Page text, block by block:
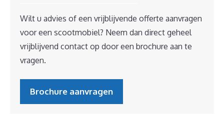
Wilt u advies of een vrijblijvende offerte aanvragen
voor een scootmobiel? Neem dan direct geheel
vrijblijvend contact op door een brochure aan te
vragen.
Brochure aanvragen